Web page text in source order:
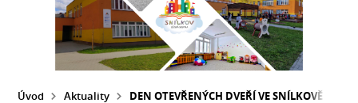
Úvod Aktuality DEN OTEVŘENÝCH DVEŘÍ VE SNÍLKOVĚ